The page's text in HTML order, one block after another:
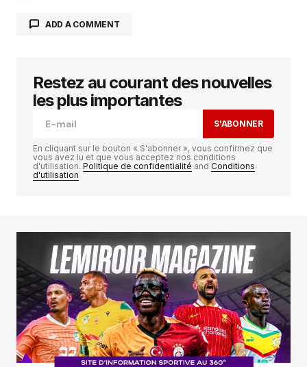
ADD A COMMENT
Votre adresse e-mail ne sera pas publiée. Les
champs obligatoires sont indiqués avec
Your E-mail*
Enregistrer mon nom, mon e-mail et mon
site dans le navigateur pour mon prochain
commentaire.
SUBMIT COMMENT
Restez au courant des nouvelles
les plus importantes
S'ABONNER
En cliquant sur le bouton « S'abonner », vous confirmez que
vous avez lu et que vous acceptez nos conditions
d'utilisation. Politique de confidentialité and Conditions
d'utilisation